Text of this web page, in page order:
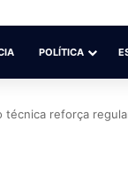
POLÍTICA
técnica reforça